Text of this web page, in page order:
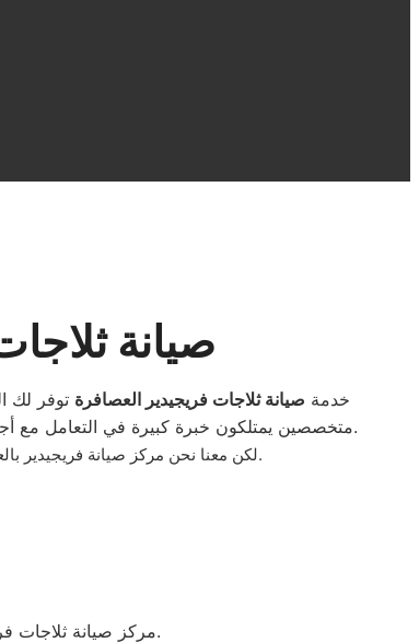
صيانة
خدمة صيانة ثلاجات فريجيدير العصافرة توفر لك
متخصصين يمتلكون خبرة كبيرة في التعامل مع أجهزة فريجيدير، مع استخدام قطع غيار أصلية تضمن استعادة الأداء القوي للثلاجة. نوفر صيانة منزلية سريعة داخل العصافرة لتوفير وقتك وجهدك.
لكن معنا نحن مركز صيانة فريجيدير.
مركز صيانة ثلاجات فريجيدير بالعصافرة يلتزم بتلبية جميع احتياجات الزبائن بفضل الجودة العالية للقطع المستخدمة وفريق العمل المدرب.